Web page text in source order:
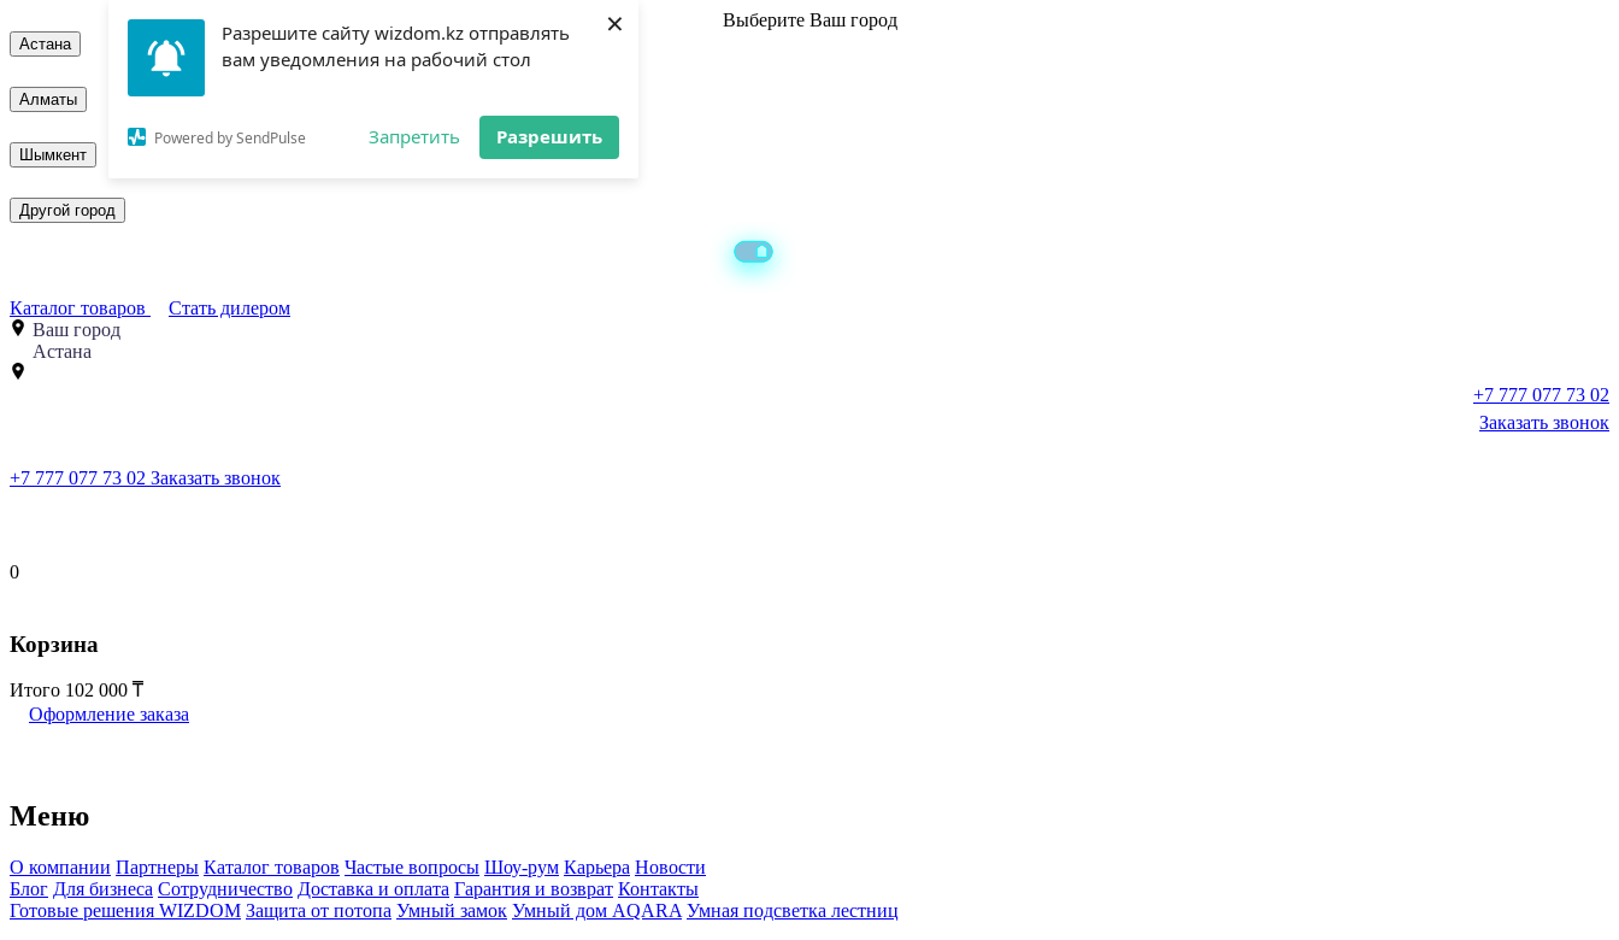
Разрешите сайту wizdom.kz отправлять
вам уведомления на рабочий стол
Powered by SendPulse Запретить Разрешить
× Выберите Ваш город
Астана
Алматы
Шымкент
Другой город
Каталог товаров
Стать дилером
Ваш город
Астана
+7 777 077 73 02
Заказать звонок
+7 777 077 73 02 Заказать звонок
0
Корзина
Итого 102 000
Оформление заказа
Меню
О компании Партнеры Каталог товаров Частые вопросы Шоу-рум Карьера Новости
Блог Для бизнеса Сотрудничество Доставка и оплата Гарантия и возврат Контакты
Готовые решения WIZDOM Защита от потопа Умный замок Умный дом AQARA Умная подсветка лестниц